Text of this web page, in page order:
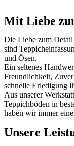
Mit Liebe
Die Liebe zum Detail
sind
und Ösen.
Ein seltenes
Freundlichkeit,
schnelle Erledigung
Aus unserer
Teppichböden in
haben wir immer
Unsere